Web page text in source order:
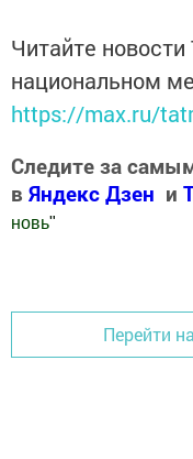
Читайте новости
национальном
https://max.ru/
Следите за
в Яндекс Дзен и
новь"
Перейти